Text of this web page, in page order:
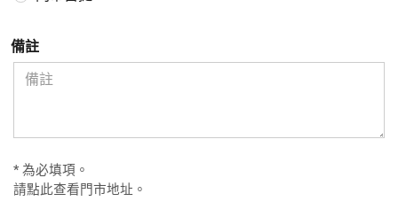
備註
* 為必填項。
請點此查看門市地址 。